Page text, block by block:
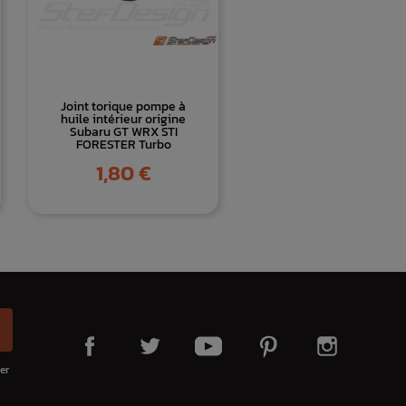
Joint torique pompe à
huile intérieur origine
Subaru GT WRX STI
FORESTER Turbo
Prix
1,80 €